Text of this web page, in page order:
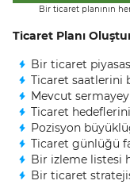
Bir ticaret planının
Ticaret Planı
Bir ticaret
Ticaret saatlerini
Mevcut
Ticaret
Pozisyon
Ticaret günlüğü
Bir izleme listesi
Bir ticaret